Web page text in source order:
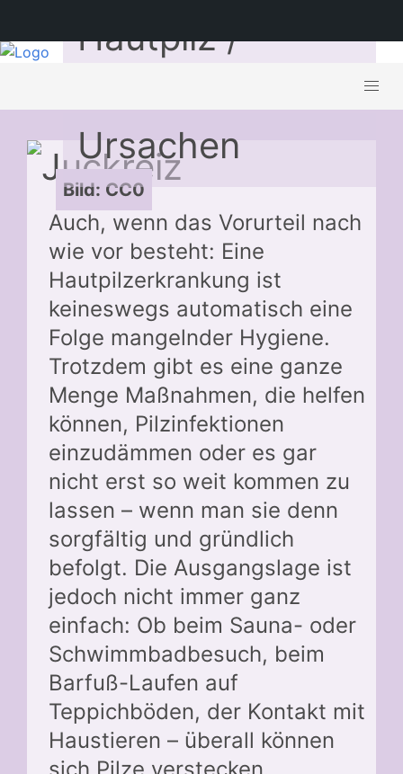
Bild: CC0
Hautpilz /
Ursachen
Auch, wenn das Vorurteil nach
wie vor besteht: Eine
Hautpilzerkrankung ist
keineswegs automatisch eine
Folge mangelnder Hygiene.
Trotzdem gibt es eine ganze
Menge Maßnahmen, die helfen
können, Pilzinfektionen
einzudämmen oder es gar
nicht erst so weit kommen zu
lassen – wenn man sie denn
sorgfältig und gründlich
befolgt. Die Ausgangslage ist
jedoch nicht immer ganz
einfach: Ob beim Sauna- oder
Schwimmbadbesuch, beim
Barfuß-Laufen auf
Teppichböden, der Kontakt mit
Haustieren – überall können